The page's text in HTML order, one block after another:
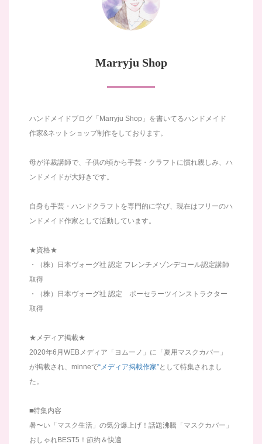
Marryju Shop
ハンドメイドブログ「Marryju Shop」を書いてるハンドメイド
作家&ネットショップ制作をしております。
母が洋裁講師で、子供の頃から手芸・クラフトに慣れ親しみ、ハ
ンドメイドが大好きです。
自身も手芸・ハンドクラフトを専門的に学び、現在はフリーのハ
ンドメイド作家として活動しています。
★資格★
・（株）日本ヴォーグ社 認定 フレンチメゾンデコール認定講師
取得
・（株）日本ヴォーグ社 認定 ポーセラーツインストラクター
取得
★メディア掲載★
2020年6月WEBメディア「ヨムーノ」に「夏用マスクカバー」
が掲載され、minneで“メディア掲載作家”として特集されまし
た。
■特集内容
暑〜い「マスク生活」の気分爆上げ！話題沸騰「マスクカバー」
おしゃれBEST5！節約＆快適